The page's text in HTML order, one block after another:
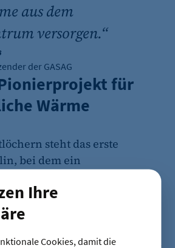
Ihre
Cookies, damit die
aus dem
versorgen.“
der GASAG
für
Wärme
steht das erste
bei dem ein
Wohnkomplex – das
– mit Abwärme aus
ITK-Netzknoten der PASM
Solution Management
Tochter, beheizt wird. Dazu